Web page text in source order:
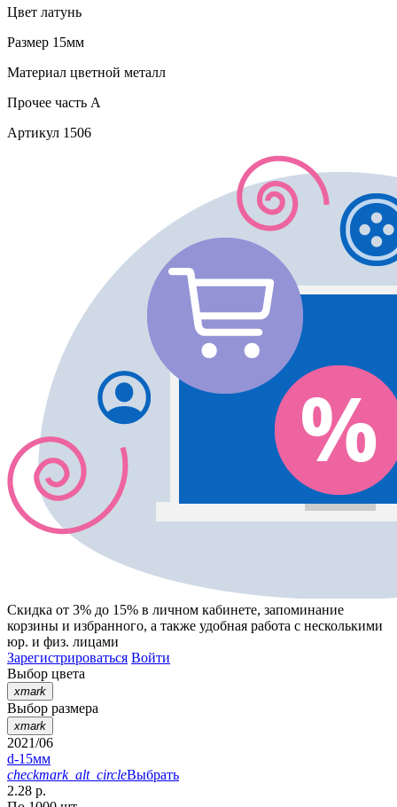
Цвет латунь
Размер 15мм
Материал цветной металл
Прочее часть A
Артикул 1506
Скидка от 3% до 15% в личном кабинете, запоминание
корзины и избранного, а также удобная работа с несколькими
юр. и физ. лицами
Зарегистрироваться Войти
Выбор цвета
xmark
Выбор размера
xmark
2021/06
d-15мм
checkmark_alt_circleВыбрать
2.28 р.